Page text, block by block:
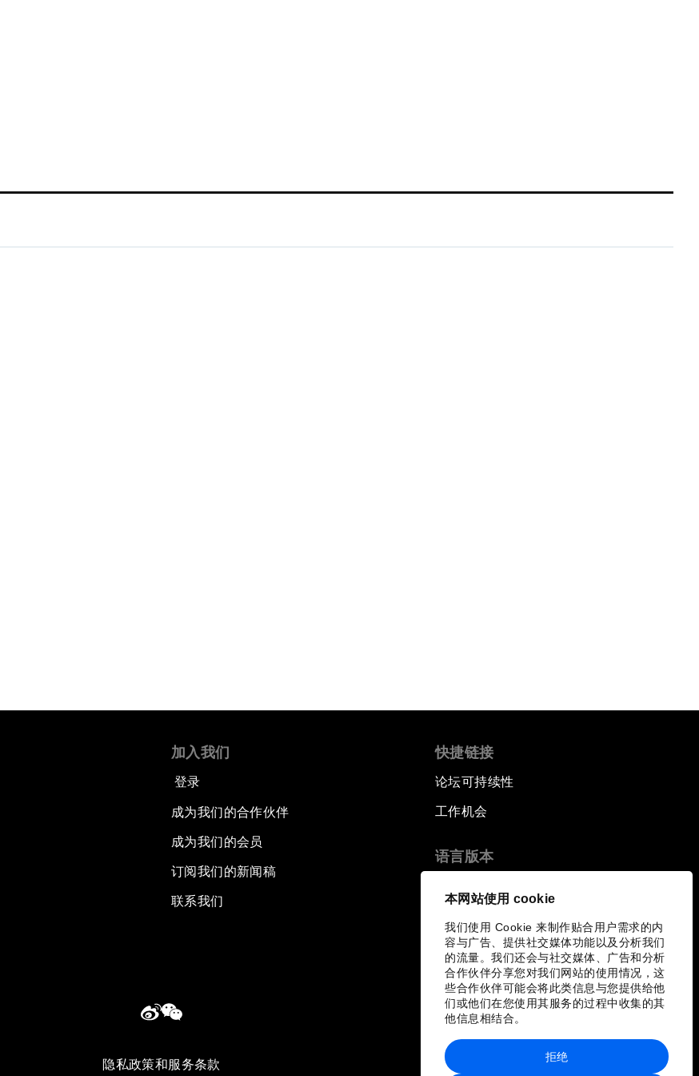
本网站使用 cookie
我们使用 Cookie 来制作贴合用户需求的内
容与广告、提供社交媒体功能以及分析我们
的流量。我们还会与社交媒体、广告和分析
合作伙伴分享您对我们网站的使用情况，这
些合作伙伴可能会将此类信息与您提供给他
们或他们在您使用其服务的过程中收集的其
他信息相结合。
拒绝
加入我们
登录
成为我们的合作伙伴
成为我们的会员
订阅我们的新闻稿
联系我们
快捷链接
论坛可持续性
工作机会
语言版本
隐私政策和服务条款